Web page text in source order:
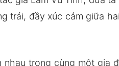
trái, đầy xúc cảm giữa
trong cùng một gia